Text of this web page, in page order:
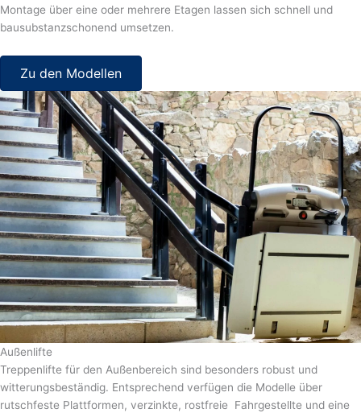
Montage über eine oder mehrere Etagen lassen sich schnell und
bausubstanzschonend umsetzen.
Zu den Modellen
Außenlifte
Treppenlifte für den Außenbereich sind besonders robust und
witterungsbeständig. Entsprechend verfügen die Modelle über
rutschfeste Plattformen, verzinkte, rostfreie Fahrgestellte und eine